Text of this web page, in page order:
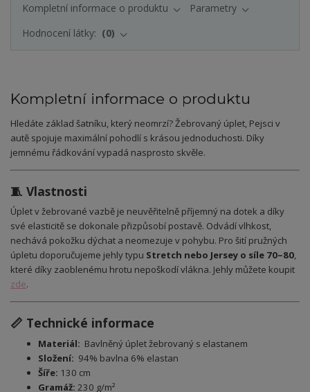
Kompletní informace o produktu
Parametry
Hodnocení látky:
0
Kompletní informace o produktu
Hledáte základ šatníku, který neomrzí? Žebrovaný úplet, Pejsci v
autě spojuje maximální pohodlí s krásou jednoduchosti. Díky
jemnému řádkování vypadá nasprosto skvěle.
🧵 Vlastnosti
Úplet v žebrované vazbě je neuvěřitelně příjemný na dotek a díky
své elasticitě se dokonale přizpůsobí postavě. Odvádí vlhkost,
nechává pokožku dýchat a neomezuje v pohybu. Pro šití pružných
úpletu doporučujeme jehly typu Stretch nebo Jersey o síle 70–80,
které díky zaoblenému hrotu nepoškodí vlákna. Jehly můžete koupit
zde.
📏 Technické informace
Materiál: Bavlněný úplet žebrovaný s elastanem
Složení: 94% bavlna 6% elastan
Šíře: 130 cm
Gramáž: 230 g/m²